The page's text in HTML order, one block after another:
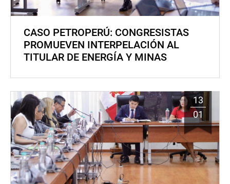
CASO PETROPERÚ: CONGRESISTAS
PROMUEVEN INTERPELACIÓN AL
TITULAR DE ENERGÍA Y MINAS
13
01